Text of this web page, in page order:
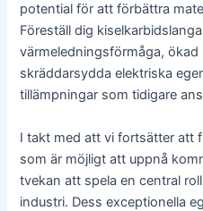
potential för att förbättra
Föreställ dig
värmeledningsförmåga,
skräddarsydda elektriska
tillämpningar som tidigare
I takt med att vi fortsätter att
som är möjligt att uppnå
tvekan att spela en central
industri. Dess exceptionella